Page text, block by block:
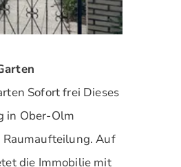
Sofort frei Dieses
in Ober-Olm
Auf
die Immobilie mit